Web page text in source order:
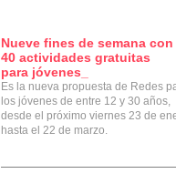
Nueve fines de semana con
40 actividades gratuitas
para jóvenes_
Es la nueva propuesta de Redes
los jóvenes de entre 12 y 30 años,
desde el próximo viernes 23 de
hasta el 22 de marzo.